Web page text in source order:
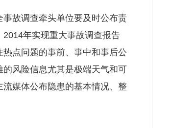
故调查牵头单位要及时公布责
年实现重大事故调查报告
点问题的事前、事中和事后公
风险信息尤其是极端天气和可
媒体公布隐患的基本情况、整